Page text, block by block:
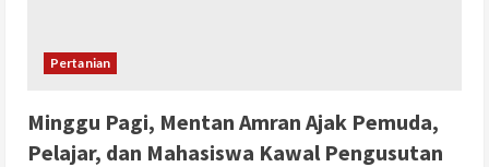
Pertanian
Minggu Pagi, Mentan Amran Ajak Pemuda,
Pelajar, dan Mahasiswa Kawal Pengusutan